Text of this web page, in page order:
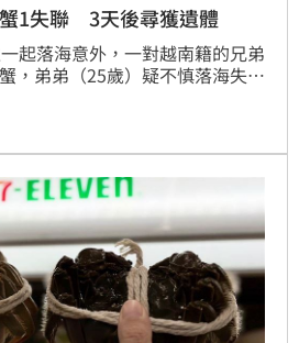
1失聯 3天後尋獲遺體
起落海意外，一對越南籍的兄弟
，弟弟（25歲）疑不慎落海失